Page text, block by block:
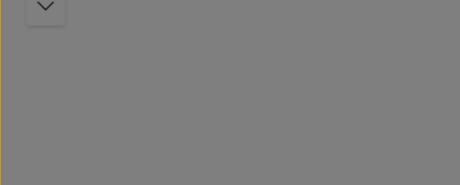
Afbeeldingengalerij overslaan